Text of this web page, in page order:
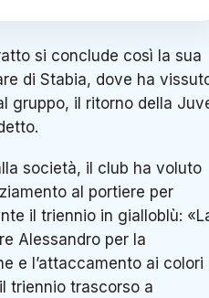
si conclude così la sua
di Stabia, dove ha
gruppo, il ritorno della
società, il club ha voluto
al portiere per
il triennio in gialloblù:
Alessandro per la
e l’attaccamento ai colori
triennio trascorso a